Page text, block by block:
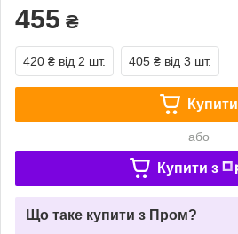
455 ₴
420 ₴ від 2 шт. 405 ₴ від 3 шт.
Купити
або
Купити з
Що таке купити з Пром?